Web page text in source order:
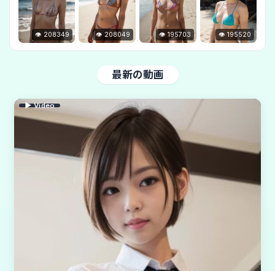
👁 208349 👁 208049 👁 195703 👁 195520
最新の動画
▶ Video